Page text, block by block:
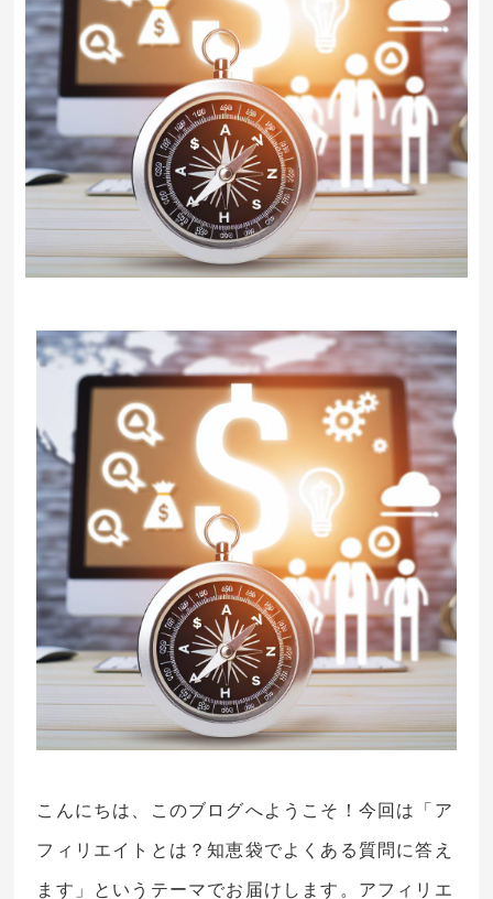
こんにちは、このブログへようこそ！今回は「ア
フィリエイトとは？知恵袋でよくある質問に答え
ます」というテーマでお届けします。アフィリエ